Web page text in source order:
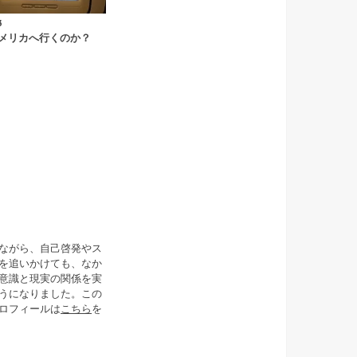
リカへ行くのか？
がら、自己啓発やス
追いかけても、なか
識と現実の関係を実
になりました。この
フィールは こちら を